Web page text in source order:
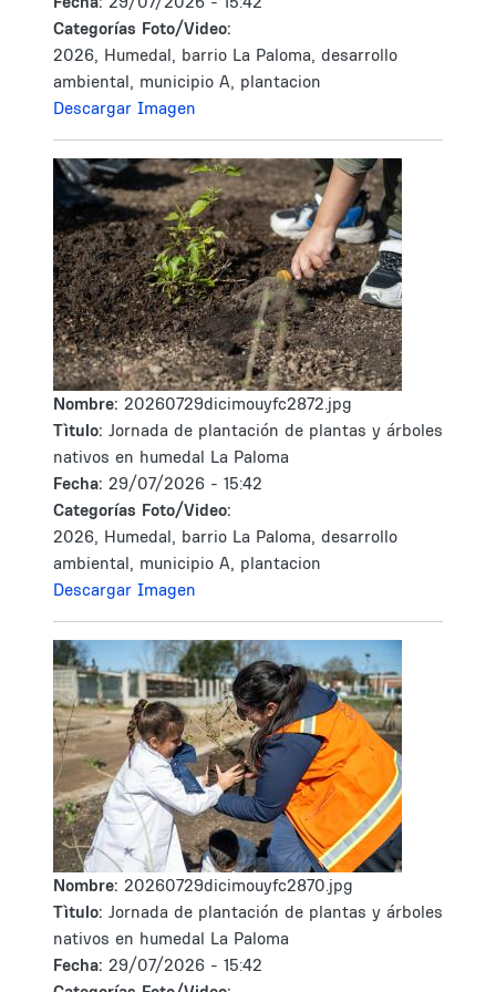
Categorías Foto/Video:
2026, Humedal, barrio La Paloma, desarrollo
ambiental, municipio A, plantacion
Descargar Imagen
Nombre: 20260729dicimouyfc2872.jpg
Tìtulo: Jornada de plantación de plantas y árboles
nativos en humedal La Paloma
Fecha: 29/07/2026 - 15:42
Categorías Foto/Video:
2026, Humedal, barrio La Paloma, desarrollo
ambiental, municipio A, plantacion
Descargar Imagen
Nombre: 20260729dicimouyfc2870.jpg
Tìtulo: Jornada de plantación de plantas y árboles
nativos en humedal La Paloma
Fecha: 29/07/2026 - 15:42